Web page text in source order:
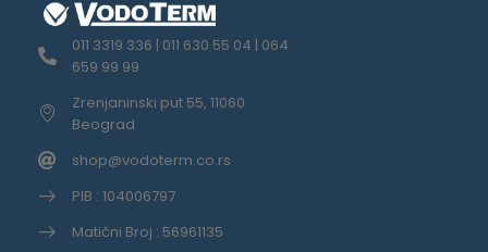
011 3319 336 | 011 630 55 04 | 064
659 99 99
Zrenjaninski put 55, 11060
Beograd
shop@vodoterm.co.rs
PIB : 104006797
Matični Broj : 56961135